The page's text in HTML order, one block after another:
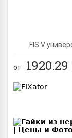
FIS V
от 1920.29